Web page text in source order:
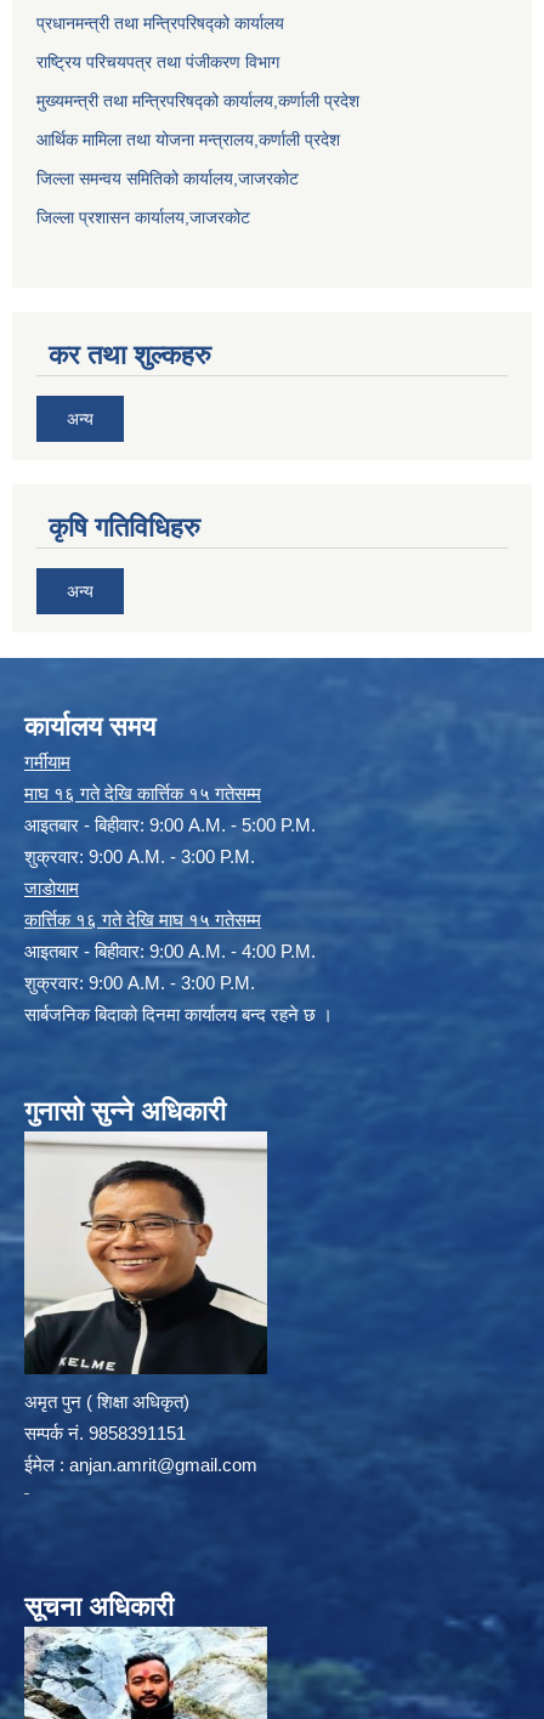
प्रधानमन्त्री तथा मन्त्रिपरिषद्को कार्यालय
राष्ट्रिय परिचयपत्र तथा पंजीकरण विभाग
मुख्यमन्त्री तथा मन्त्रिपरिषद्को कार्यालय,कर्णाली प्रदेश
आर्थिक मामिला तथा योजना मन्त्रालय,कर्णाली प्रदेश
जिल्ला समन्वय समितिको कार्यालय,जाजरकाेट
जिल्ला प्रशासन कार्यालय,जाजरकोट
कर तथा शुल्कहरु
अन्य
कृषि गतिविधिहरु
अन्य
कार्यालय समय
गर्मीयाम
माघ १६ गते देखि कार्त्तिक १५ गतेसम्म
आइतबार - बिहीवार: 9:00 A.M. - 5:00 P.M.
शुक्रवार: 9:00 A.M. - 3:00 P.M.
जाडोयाम
कार्त्तिक १६ गते देखि माघ १५ गतेसम्म
आइतबार - बिहीवार: 9:00 A.M. - 4:00 P.M.
शुक्रवार: 9:00 A.M. - 3:00 P.M.
सार्बजनिक बिदाको दिनमा कार्यालय बन्द रहने छ ।
गुनासो सुन्ने अधिकारी
अमृत पुन ( शिक्षा अधिकृत)
सम्पर्क न‌ं. 9858391151
ईमेल : anjan.amrit@gmail.com
सूचना अधिकारी